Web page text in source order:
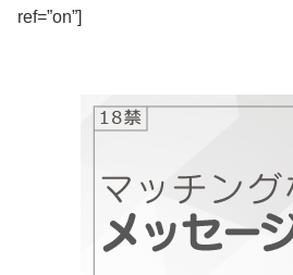
ref=”on”]